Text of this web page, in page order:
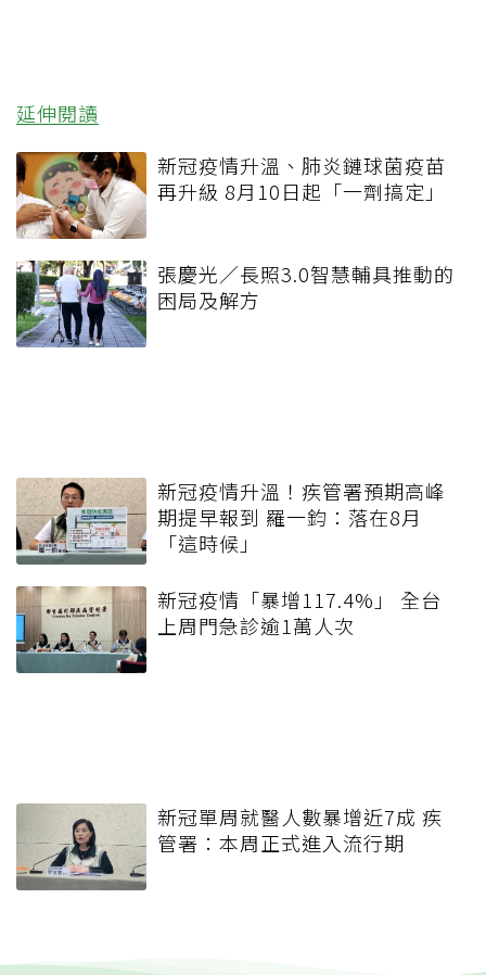
延伸閱讀
新冠疫情升溫、肺炎鏈球菌疫苗
再升級 8月10日起「一劑搞定」
張慶光／長照3.0智慧輔具推動的
困局及解方
新冠疫情升溫！疾管署預期高峰
期提早報到 羅一鈞：落在8月
「這時候」
新冠疫情「暴增117.4%」 全台
上周門急診逾1萬人次
新冠單周就醫人數暴增近7成 疾
管署：本周正式進入流行期